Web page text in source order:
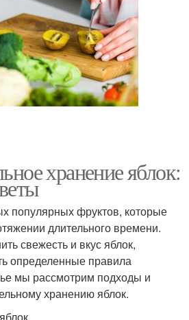
хранение яблок:
популярных фруктов, которые
длительного времени.
свежесть и вкус яблок,
определенные правила
мы рассмотрим подходы и
хранению яблок.